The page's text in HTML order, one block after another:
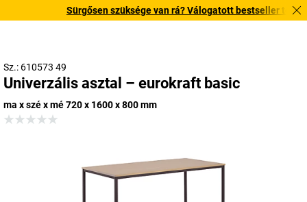
Sürgősen szüksége van rá? Válogatott bestseller
Sz.: 610573 49
Univerzális asztal – eurokraft basic
ma x szé x mé 720 x 1600 x 800 mm